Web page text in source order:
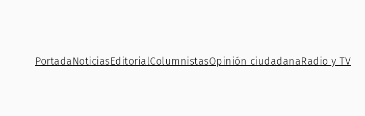
Portada NoticiasEditorialColumnistasOpinión ciudadanaRadio y TV